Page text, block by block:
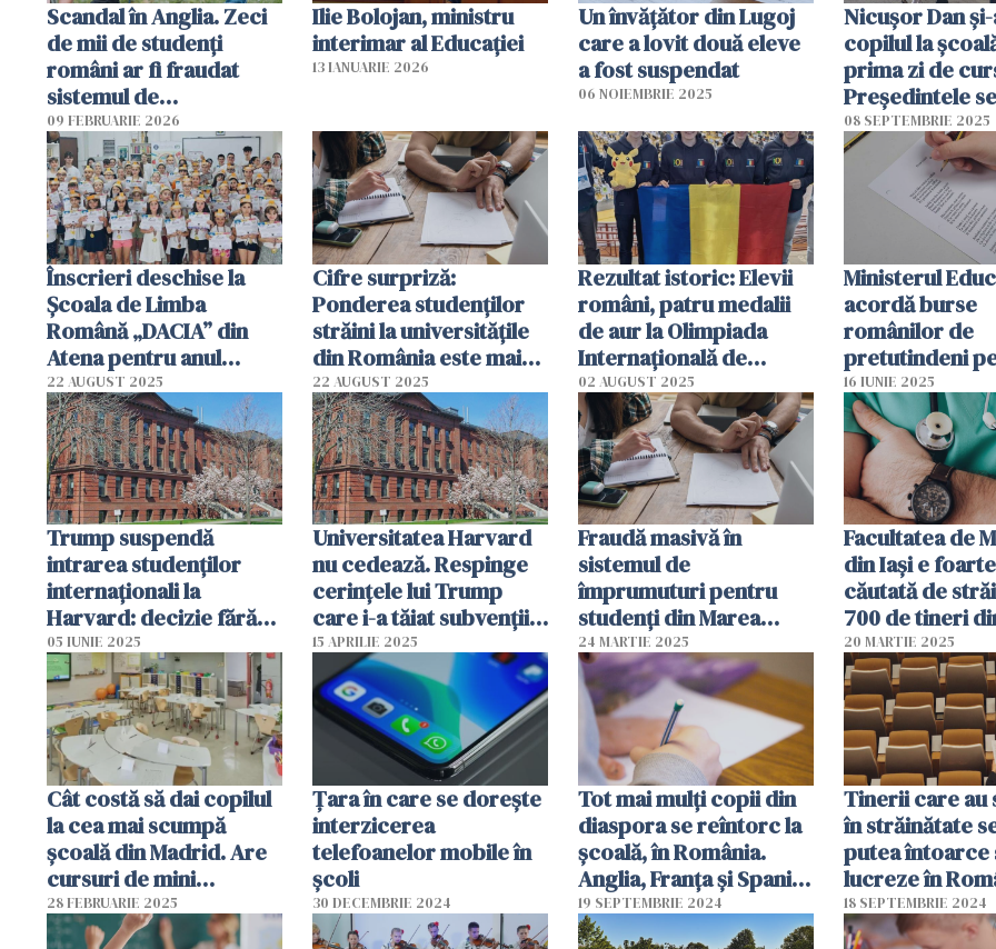
Scandal în Anglia. Zeci
de mii de studenți
români ar fi fraudat
sistemul de
împrumuturi
universitare. Paguba: 13
miliarde de lire
09 FEBRUARIE 2026
Ilie Bolojan, ministru
interimar al Educaţiei
13 IANUARIE 2026
Un învățător din Lugoj
care a lovit două eleve
a fost suspendat
06 NOIEMBRIE 2025
Nicușor Dan
copilul la
prima zi de
Președintele
întâlni și cu
Cotroceni
08 SEPTEMBRIE 2025
Înscrieri deschise la
Școala de Limba
Română „DACIA” din
Atena pentru anul
școlar 2025–2026
22 AUGUST 2025
Cifre surpriză:
Ponderea studenţilor
străini la universităţile
din România este mai
mare decât în Italia şi
Spania
22 AUGUST 2025
Rezultat istoric: Elevii
români, patru medalii
de aur la Olimpiada
Internaţională de
Informatică
02 AUGUST 2025
Ministerul
acordă burse
românilor de
pretutindeni
studia în
anul școlar
16 IUNIE 2025
Trump suspendă
intrarea studenților
internaționali la
Harvard: decizie fără
precedent, pe fondul
unui conflict escaladat
05 IUNIE 2025
Universitatea Harvard
nu cedează. Respinge
cerinţele lui Trump
care i-a tăiat subvenţii
de 2 miliarde de dolari
15 APRILIE 2025
Fraudă masivă în
sistemul de
împrumuturi pentru
studenți din Marea
Britanie: Mii de români,
suspectați că au luat
zeci de milioane de lire
24 MARTIE 2025
Facultatea de
din Iași e
căutată de
700 de tineri
străinătate s-
deja pentru
20 MARTIE 2025
Cât costă să dai copilul
la cea mai scumpă
școală din Madrid. Are
cursuri de mini
MasterChef, yoga sau
grădinărit
28 FEBRUARIE 2025
Țara în care se dorește
interzicerea
telefoanelor mobile în
școli
30 DECEMBRIE 2024
Tot mai mulți copii din
diaspora se reîntorc la
școală, în România.
Anglia, Franţa şi Spania,
topul țărilor din care
revin
19 SEPTEMBRIE 2024
Tinerii care au
în străinătate
putea întoarce
lucreze în
fără restricții.
trecut de
18 SEPTEMBRIE 2024